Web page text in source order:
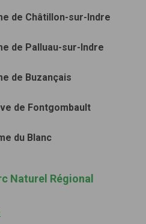
de Châtillon-sur-Indre
de Palluau-sur-Indre
de Buzançais
de Fontgombault
du Blanc
Naturel Régional